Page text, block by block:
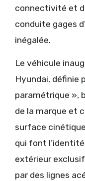
connectivité et
conduite gages
inégalée.
Le véhicule
Hyundai, définie
paramétrique »,
de la marque et
surface
qui font
extérieur
par des lignes